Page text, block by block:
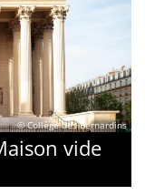
© Collège des Bernardins
vide